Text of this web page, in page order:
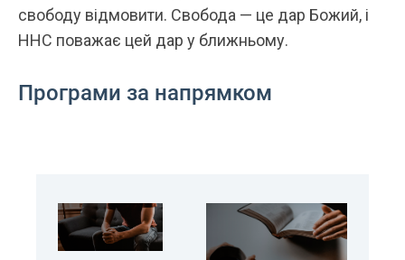
свободу відмовити. Свобода — це дар Божий, і
ННС поважає цей дар у ближньому.
Програми за напрямком